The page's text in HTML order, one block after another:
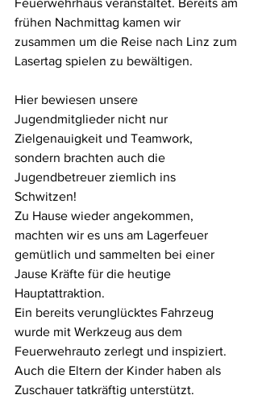
Feuerwehrhaus veranstaltet. Bereits am
frühen Nachmittag kamen wir
zusammen um die Reise nach Linz zum
Lasertag spielen zu bewältigen.
Hier bewiesen unsere
Jugendmitglieder nicht nur
Zielgenauigkeit und Teamwork,
sondern brachten auch die
Jugendbetreuer ziemlich ins
Schwitzen!
Zu Hause wieder angekommen,
machten wir es uns am Lagerfeuer
gemütlich und sammelten bei einer
Jause Kräfte für die heutige
Hauptattraktion.
Ein bereits verunglücktes Fahrzeug
wurde mit Werkzeug aus dem
Feuerwehrauto zerlegt und inspiziert.
Auch die Eltern der Kinder haben als
Zuschauer tatkräftig unterstützt.